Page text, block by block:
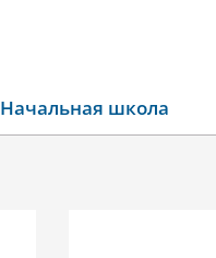
Начальная школа